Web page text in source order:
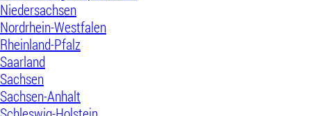
Niedersachsen
Nordrhein-Westfalen
Rheinland-Pfalz
Saarland
Sachsen
Sachsen-Anhalt